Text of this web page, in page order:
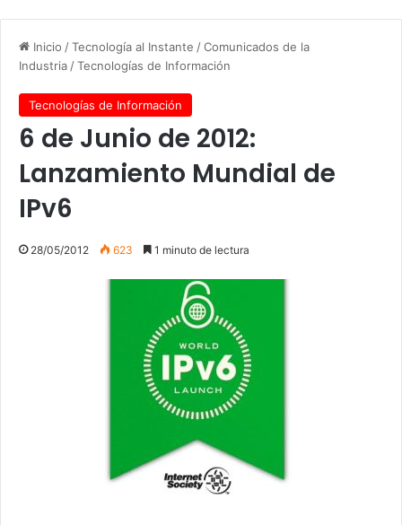
Inicio /Tecnología al Instante /Comunicados de la
Industria /Tecnologías de Información
Tecnologías de Información
6 de Junio de 2012:
Lanzamiento Mundial de
IPv6
28/05/2012 623 1 minuto de lectura